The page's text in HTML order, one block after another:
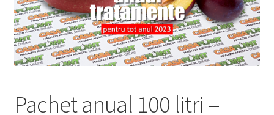
Pachet anual 100 litri –